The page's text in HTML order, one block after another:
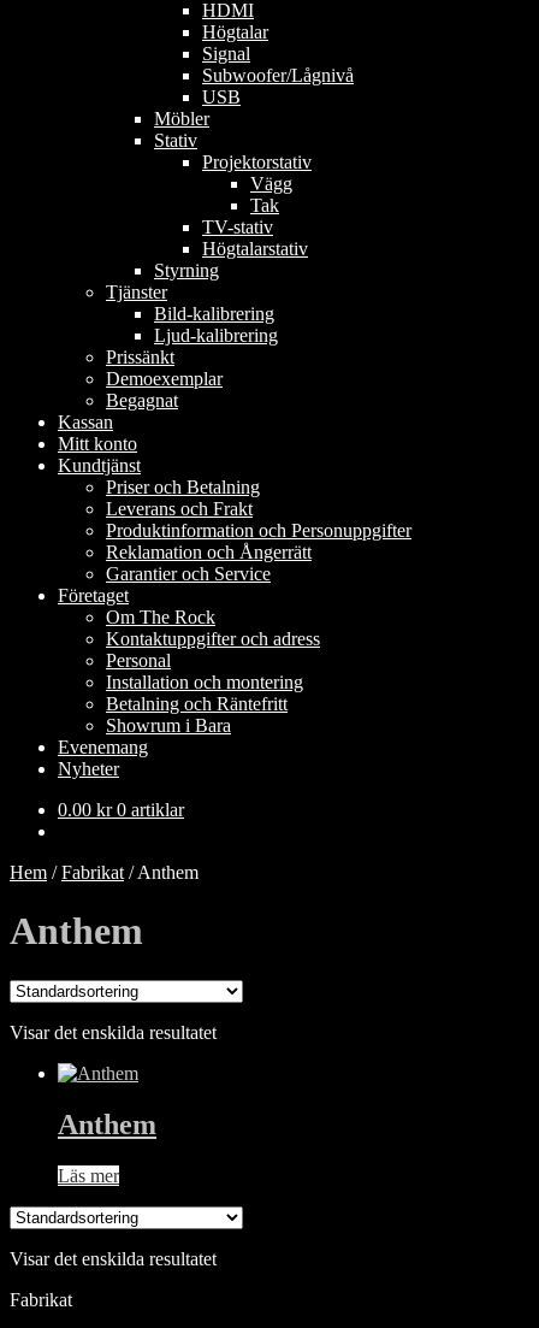
HDMI
Högtalar
Signal
Subwoofer/Lågnivå
USB
Möbler
Stativ
Projektorstativ
Vägg
Tak
TV-stativ
Högtalarstativ
Styrning
Tjänster
Bild-kalibrering
Ljud-kalibrering
Prissänkt
Demoexemplar
Begagnat
Kassan
Mitt konto
Kundtjänst
Priser och Betalning
Leverans och Frakt
Produktinformation och Personuppgifter
Reklamation och Ångerrätt
Garantier och Service
Företaget
Om The Rock
Kontaktuppgifter och adress
Personal
Installation och montering
Betalning och Räntefritt
Showrum i Bara
Evenemang
Nyheter
0.00 kr 0 artiklar
Hem /Fabrikat /Anthem
Anthem
Visar det enskilda resultatet
Anthem
Läs mer
Visar det enskilda resultatet
Fabrikat